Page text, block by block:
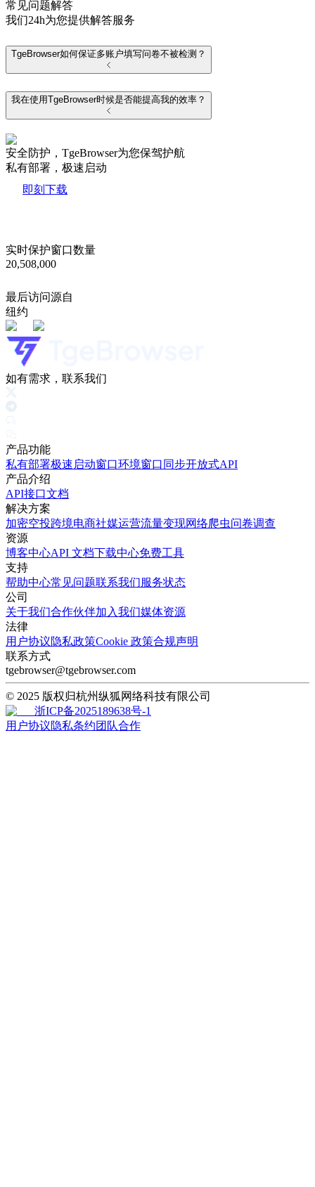
常见问题解答
我们24h为您提供解答服务
TgeBrowser如何保证多账户填写问卷不被检测？
我在使用TgeBrowser时候是否能提高我的效率？
安全防护，TgeBrowser为您保驾护航
私有部署，极速启动
即刻下载
实时保护窗口数量
20,508,000
最后访问源自
纽约
如有需求，联系我们
产品功能
私有部署极速启动窗口环境窗口同步开放式API
产品介绍
API接口文档
解决方案
加密空投跨境电商社媒运营流量变现网络爬虫问卷调查
资源
博客中心API 文档下载中心免费工具
支持
帮助中心常见问题联系我们服务状态
公司
关于我们合作伙伴加入我们媒体资源
法律
用户协议隐私政策Cookie 政策合规声明
联系方式
tgebrowser@tgebrowser.com
© 2025 版权归杭州纵狐网络科技有限公司
浙ICP备2025189638号-1
用户协议隐私条约团队合作